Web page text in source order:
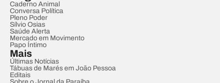
Caderno Animal
Conversa Política
Pleno Poder
Sílvio Osias
Saúde Alerta
Mercado em Movimento
Papo Íntimo
Mais
Últimas Notícias
Tábuas de Marés em João Pessoa
Editais